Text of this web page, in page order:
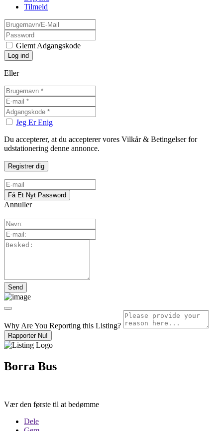
Tilmeld
Glemt Adgangskode
Eller
Jeg Er Enig
Du accepterer, at du accepterer vores Vilkår & Betingelser for
udstationering denne annonce.
Annuller
Why Are You Reporting this Listing?
Rapporter Nu!
Borra Bus
Vær den første til at bedømme
Dele